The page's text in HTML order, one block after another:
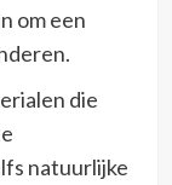
om een
die
natuurlijke